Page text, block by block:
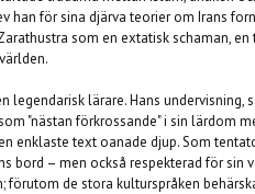
han för sina djärva teorier om Irans
som en extatisk schaman, en
legendarisk lärare. Hans undervisning,
"nästan förkrossande" i sin lärdom
enklaste text oanade djup. Som
bord – men också respekterad för sin
förutom de stora kulturspråken